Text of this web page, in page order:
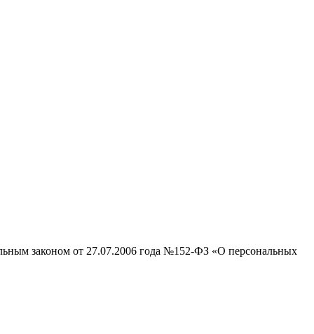
законом от 27.07.2006 года №152-ФЗ «О персональных